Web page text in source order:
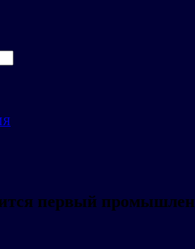
первый